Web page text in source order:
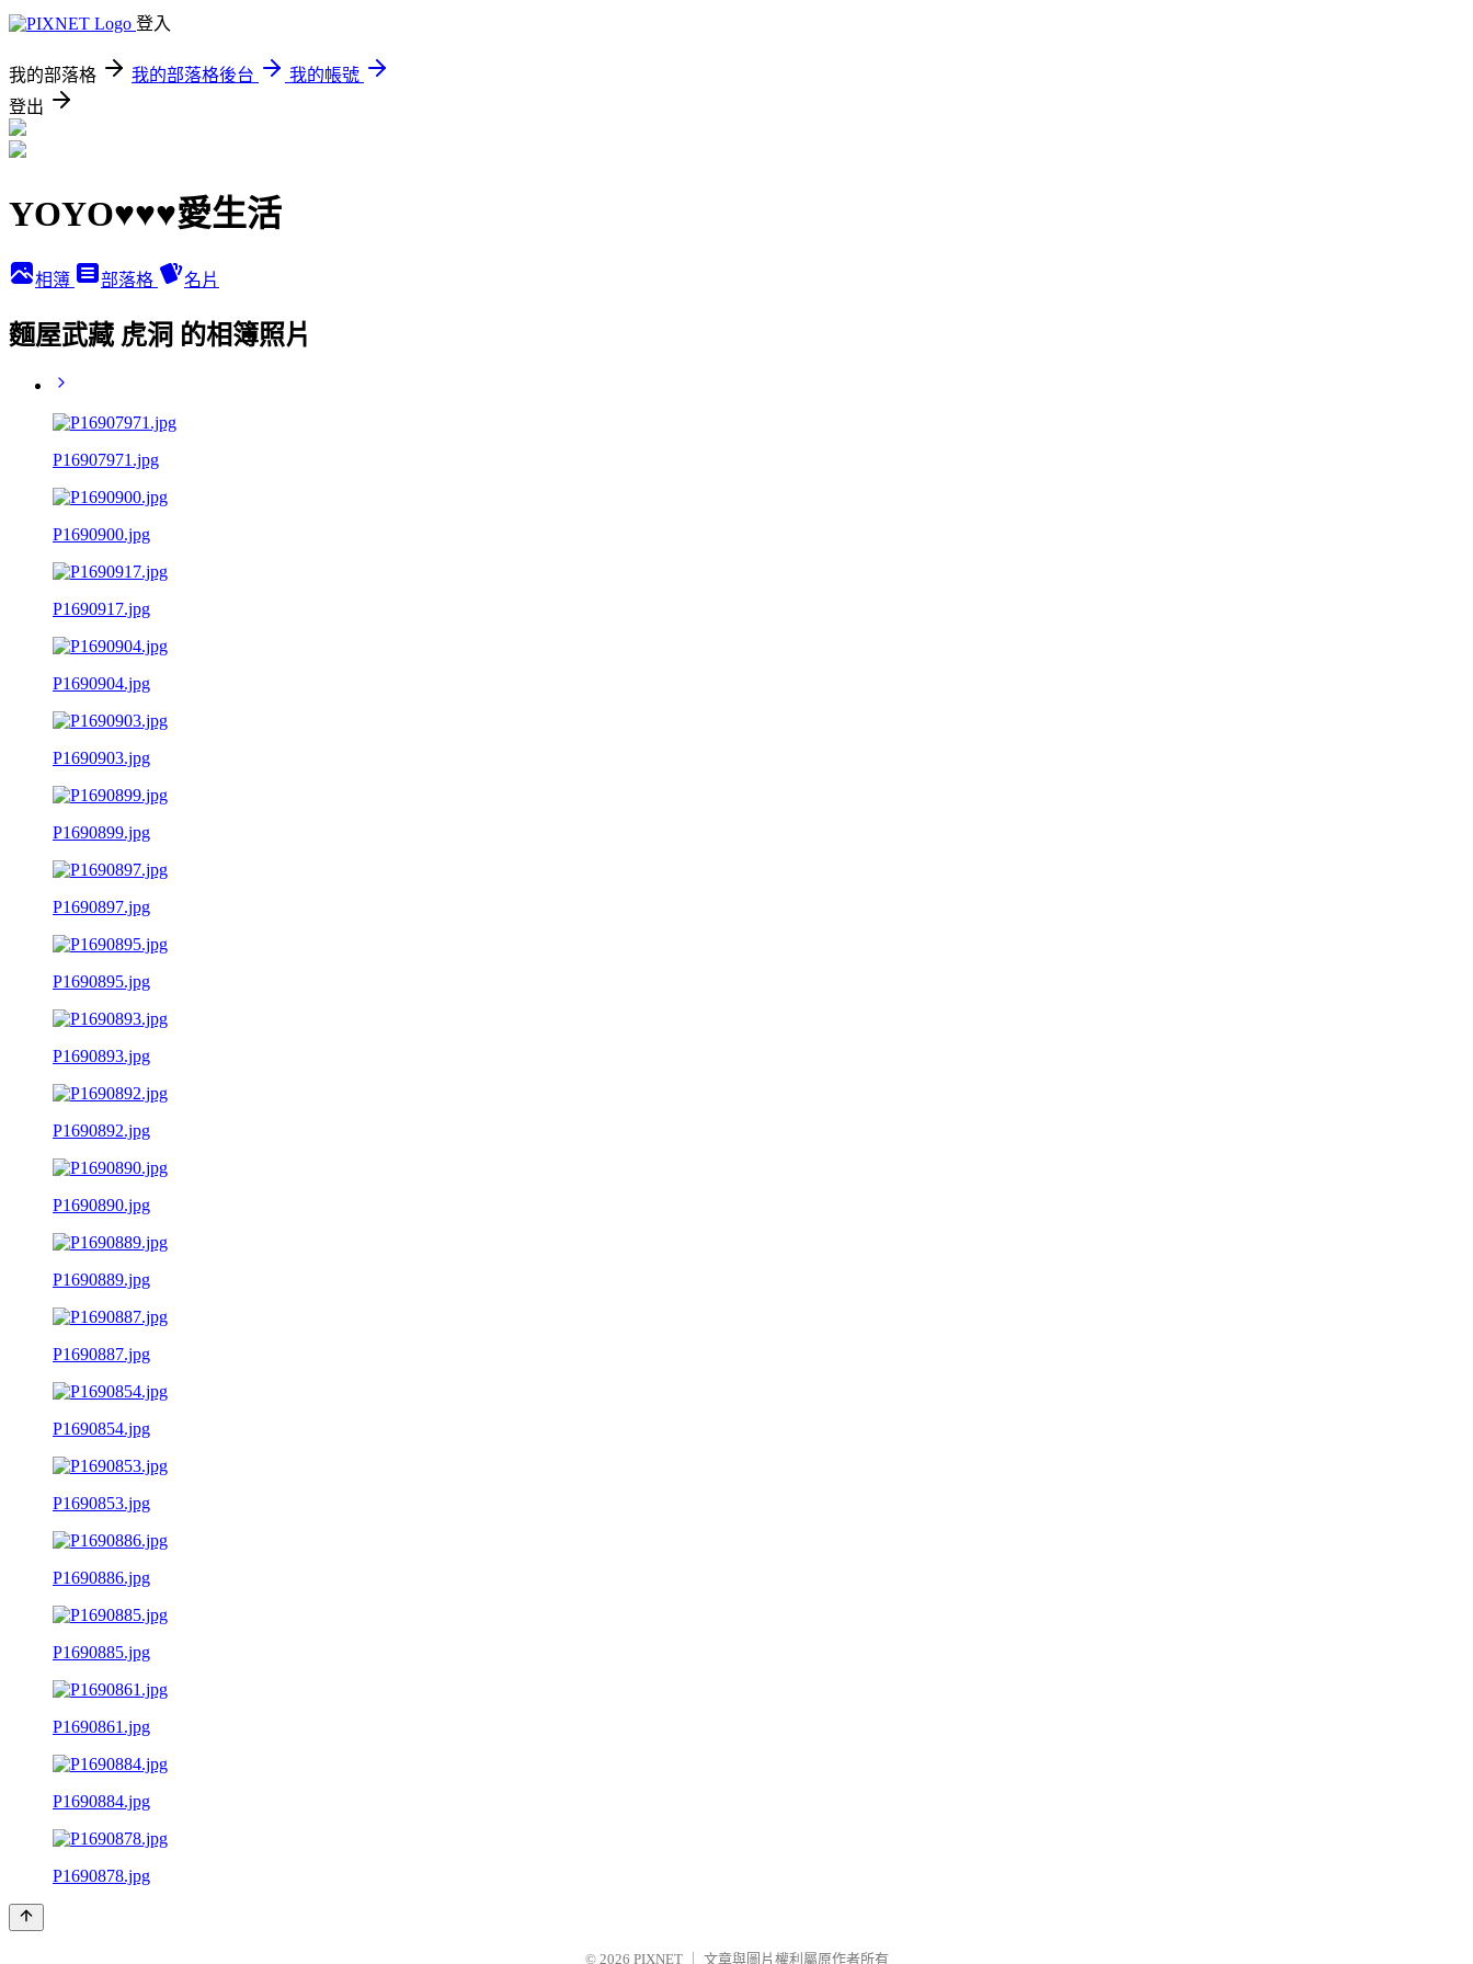
登入
我的部落格 我的部落格後台
我的帳號
登出
YOYO♥♥♥愛生活
相簿 部落格 名片
麵屋武藏 虎洞 的相簿照片
P16907971.jpg
P1690900.jpg
P1690917.jpg
P1690904.jpg
P1690903.jpg
P1690899.jpg
P1690897.jpg
P1690895.jpg
P1690893.jpg
P1690892.jpg
P1690890.jpg
P1690889.jpg
P1690887.jpg
P1690854.jpg
P1690853.jpg
P1690886.jpg
P1690885.jpg
P1690861.jpg
P1690884.jpg
P1690878.jpg
© 2026 PIXNET 文章與圖片權利屬原作者所有